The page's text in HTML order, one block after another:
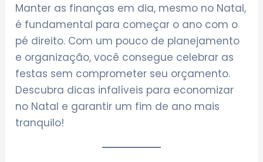
Manter as finanças em dia, mesmo no Natal,
é fundamental para começar o ano com o
pé direito. Com um pouco de planejamento
e organização, você consegue celebrar as
festas sem comprometer seu orçamento.
Descubra dicas infalíveis para economizar
no Natal e garantir um fim de ano mais
tranquilo!